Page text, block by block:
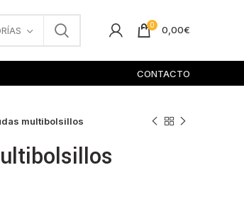
0 0,00€
CONTACTO
multibolsillos